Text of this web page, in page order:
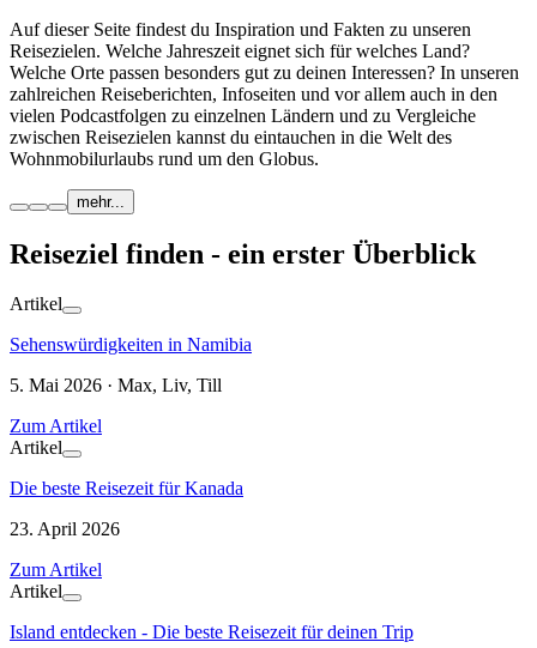
Auf dieser Seite findest du Inspiration und Fakten zu unseren
Reisezielen. Welche Jahreszeit eignet sich für welches Land?
Welche Orte passen besonders gut zu deinen Interessen? In unseren
zahlreichen Reiseberichten, Infoseiten und vor allem auch in den
vielen Podcastfolgen zu einzelnen Ländern und zu Vergleiche
zwischen Reisezielen kannst du eintauchen in die Welt des
Wohnmobilurlaubs rund um den Globus.
mehr...
Reiseziel finden - ein erster Überblick
Artikel
Sehenswürdigkeiten in Namibia
5. Mai 2026 · Max, Liv, Till
Zum Artikel
Artikel
Die beste Reisezeit für Kanada
23. April 2026
Zum Artikel
Artikel
Island entdecken - Die beste Reisezeit für deinen Trip